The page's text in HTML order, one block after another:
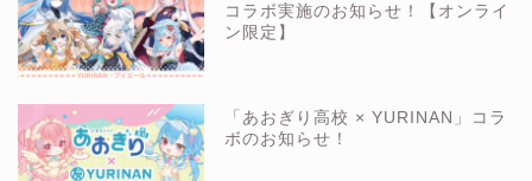
コラボ実施のお知らせ！【オンライ
ン限定】
「あおぎり高校 × YURINAN」コラ
ボのお知らせ！